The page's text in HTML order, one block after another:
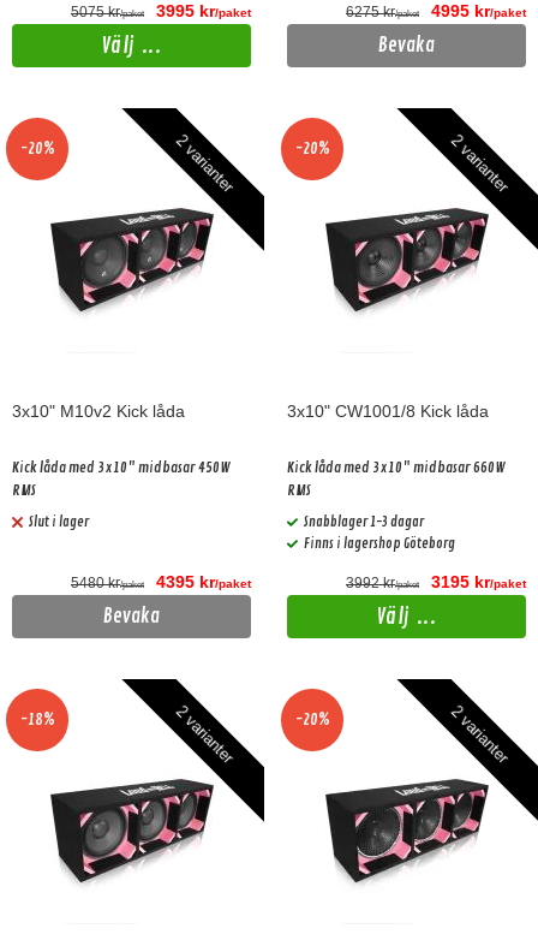
5075 kr/paket 3995 kr/paket
Välj ...
6275 kr/paket 4995 kr/paket
Bevaka
2 varianter
-20%
3x10" M10v2 Kick låda
Kick låda med 3x10" midbasar 450W
RMS
Slut i lager
5480 kr/paket 4395 kr/paket
Bevaka
2 varianter
-20%
3x10" CW1001/8 Kick låda
Kick låda med 3x10" midbasar 660W
RMS
Snabblager 1-3 dagar
Finns i lagershop Göteborg
3992 kr/paket 3195 kr/paket
Välj ...
2 varianter
-18% 2 varianter
-20%